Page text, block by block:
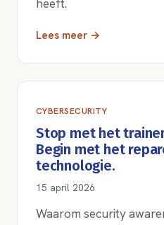
heeft.
Lees meer →
CYBERSECURITY
Stop met het
Begin met het
technologie.
15 april 2026
Waarom security